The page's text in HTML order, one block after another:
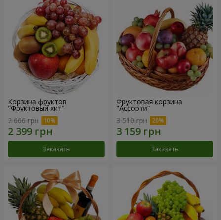
Корзина фруктов
"Фруктовый хит"
2 666 грн
Заказать
Фруктовая корзина
"Ассорти"
3 510 грн
Заказать